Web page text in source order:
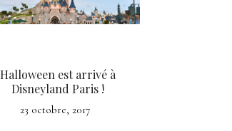
Halloween est arrivé à
Disneyland Paris !
23 octobre, 2017